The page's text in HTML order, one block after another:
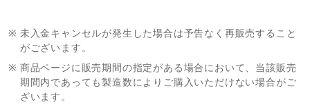
※ 未入金キャンセルが発生した場合は予告なく再販売すること
がございます。
※ 商品ページに販売期間の指定がある場合において、当該販売
期間内であっても製造数によりご購入いただけない場合がご
ざいます。